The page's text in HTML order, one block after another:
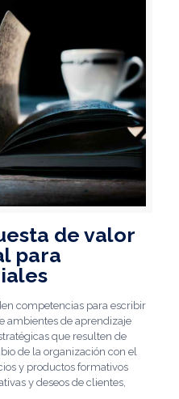
de valor
para
competencias para escribir
ambientes de aprendizaje
que resulten de
de la organización con el
y productos formativos
y deseos de clientes,